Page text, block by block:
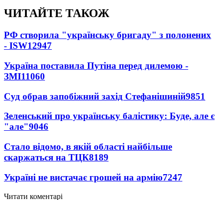
ЧИТАЙТЕ ТАКОЖ
РФ створила "українську бригаду" з полонених
- ISW12947
Україна поставила Путіна перед дилемою -
ЗМІ11060
Суд обрав запобіжний захід Стефанішиній9851
Зеленський про українську балістику: Буде, але є
"але"9046
Стало відомо, в якій області найбільше
скаржаться на ТЦК8189
Україні не вистачає грошей на армію7247
Читати коментарі